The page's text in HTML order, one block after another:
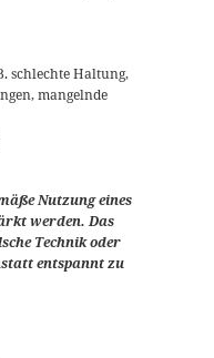
schlechte Haltung,
mangelnde
Nutzung eines
werden. Das
Technik oder
entspannt zu